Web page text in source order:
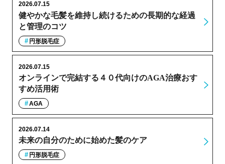
健やかな毛髪を維持し続けるための長期的な経過
と管理のコツ
2026.07.15
円形脱毛症
オンラインで完結する４０代向けのAGA治療おす
すめ活用術
2026.07.15
AGA
未来の自分のために始めた髪のケア
2026.07.14
円形脱毛症